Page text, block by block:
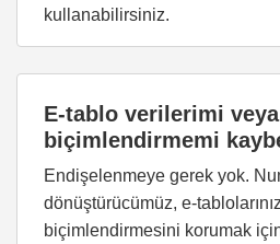
kullanabilirsiniz.
E-tablo verilerimi veya
biçimlendirmemi
Endişelenmeye gerek yok.
dönüştürücümüz, e-
biçimlendirmesini korumak için